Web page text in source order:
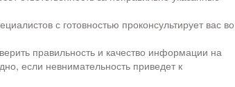
с готовностью проконсультирует вас во
правильность и качество информации на
если невнимательность приведет к